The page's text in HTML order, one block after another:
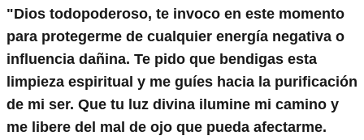
"Dios todopoderoso, te invoco en este momento
para protegerme de cualquier energía negativa o
influencia dañina. Te pido que bendigas esta
limpieza espiritual y me guíes hacia la purificación
de mi ser. Que tu luz divina ilumine mi camino y
me libere del mal de ojo que pueda afectarme.